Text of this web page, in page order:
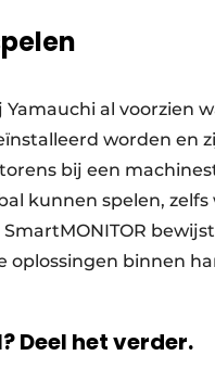
al voorzien
worden en
bij een
kunnen spelen,
oplossingen binnen
Deel het verder.